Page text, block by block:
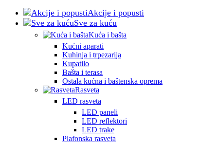
Akcije i popusti
Sve za kuću
Kuća i bašta
Kućni aparati
Kuhinja i trpezarija
Kupatilo
Bašta i terasa
Ostala kućna i baštenska oprema
Rasveta
LED rasveta
LED paneli
LED reflektori
LED trake
Plafonska rasveta